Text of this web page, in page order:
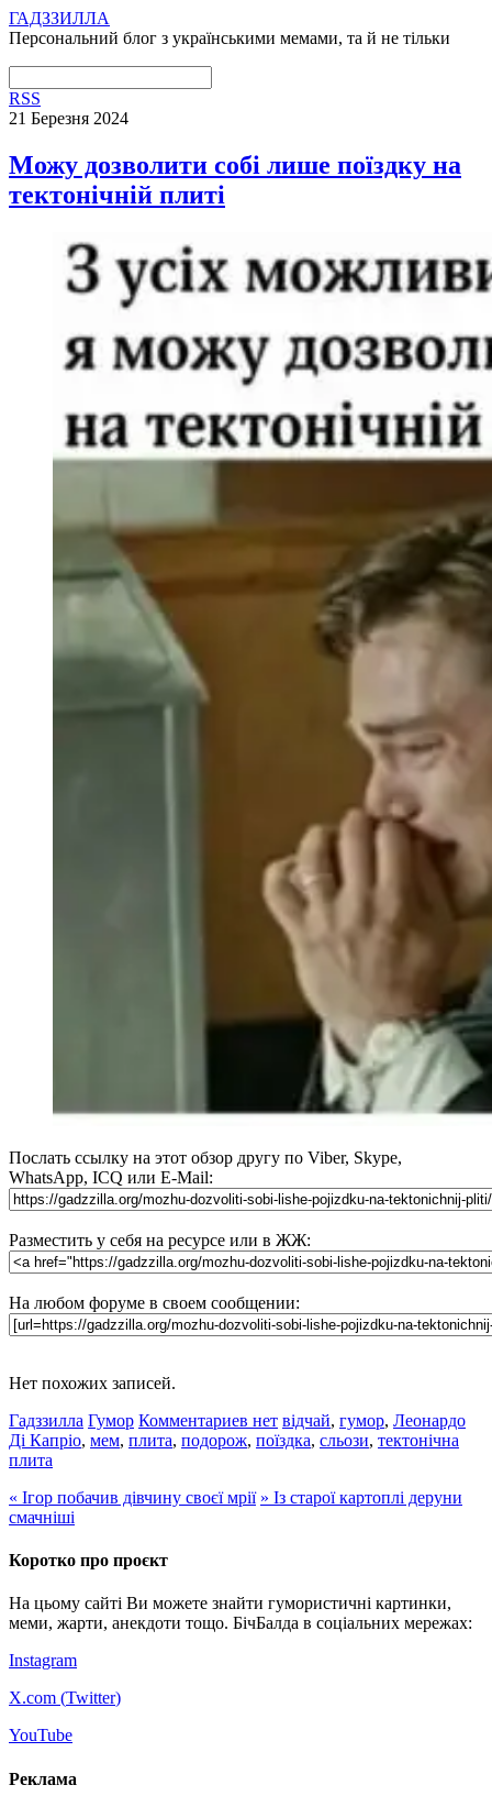
ГАДЗЗИЛЛА
Персональний блог з українськими мемами, та й не тільки
RSS
21 Березня 2024
Можу дозволити собі лише поїздку на
тектонічній плиті
Послать ссылку на этот обзор другу по Viber, Skype,
WhatsApp, ICQ или E-Mail:
Разместить у себя на ресурсе или в ЖЖ:
На любом форуме в своем сообщении:
Нет похожих записей.
Гадззилла Гумор Комментариев нет відчай, гумор, Леонардо
Ді Капріо, мем, плита, подорож, поїздка, сльози, тектонічна
плита
« Ігор побачив дівчину своєї мрії » Із старої картоплі деруни
смачніші
Коротко про проєкт
На цьому сайті Ви можете знайти гумористичні картинки,
меми, жарти, анекдоти тощо. БічБалда в соціальних мережах:
Instagram
X.com (Twitter)
YouTube
Реклама